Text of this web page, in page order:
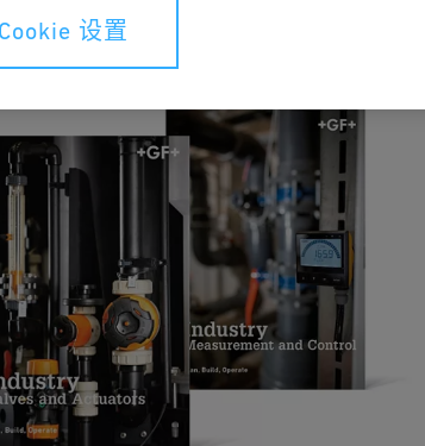
Cookie 设置